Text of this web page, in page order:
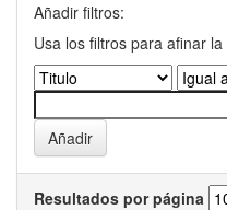
Añadir filtros:
Usa los filtros para afinar
Resultados por página